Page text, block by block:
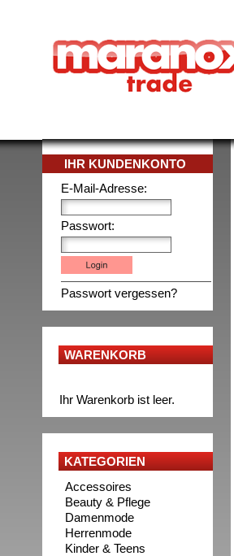
IHR KUNDENKONTO
E-Mail-Adresse:
Passwort:
Passwort vergessen?
WARENKORB
Ihr Warenkorb ist leer.
KATEGORIEN
Accessoires
Beauty & Pflege
Damenmode
Herrenmode
Kinder & Teens